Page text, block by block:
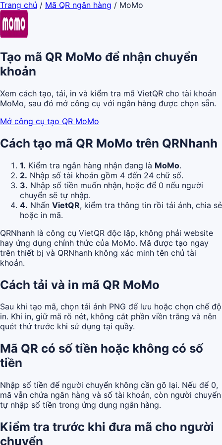
Trang chủ / Mã QR ngân hàng / MoMo
Tạo mã QR MoMo để nhận chuyển
khoản
Xem cách tạo, tải, in và kiểm tra mã VietQR cho tài khoản
MoMo, sau đó mở công cụ với ngân hàng được chọn sẵn.
Mở công cụ tạo QR MoMo
Cách tạo mã QR MoMo trên QRNhanh
1. Kiểm tra ngân hàng nhận đang là MoMo.
2. Nhập số tài khoản gồm 4 đến 24 chữ số.
3. Nhập số tiền muốn nhận, hoặc để 0 nếu người
chuyển sẽ tự nhập.
4. Nhấn VietQR, kiểm tra thông tin rồi tải ảnh, chia sẻ
hoặc in mã.
QRNhanh là công cụ VietQR độc lập, không phải website
hay ứng dụng chính thức của MoMo. Mã được tạo ngay
trên thiết bị và QRNhanh không xác minh tên chủ tài
khoản.
Cách tải và in mã QR MoMo
Sau khi tạo mã, chọn tải ảnh PNG để lưu hoặc chọn chế độ
in. Khi in, giữ mã rõ nét, không cắt phần viền trắng và nên
quét thử trước khi sử dụng tại quầy.
Mã QR có số tiền hoặc không có số
tiền
Nhập số tiền để người chuyển không cần gõ lại. Nếu để 0,
mã vẫn chứa ngân hàng và số tài khoản, còn người chuyển
tự nhập số tiền trong ứng dụng ngân hàng.
Kiểm tra trước khi đưa mã cho người
chuyển